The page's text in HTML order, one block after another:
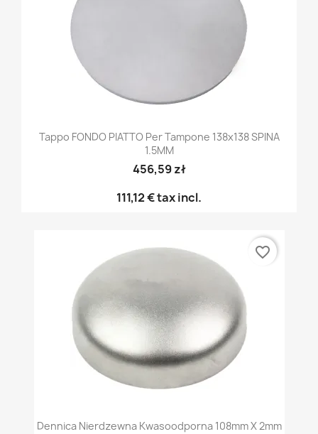
Tappo FONDO PIATTO Per Tampone 138x138 SPINA
1.5MM
456,59 zł
111,12 €tax incl.
Dennica Nierdzewna Kwasoodporna 108mm X 2mm
favorite_border